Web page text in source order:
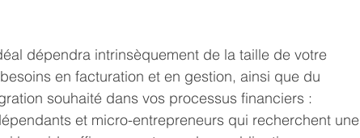
dépendra intrinsèquement de la taille de votre
en facturation et en gestion, ainsi que du
souhaité dans vos processus financiers :
et micro-entrepreneurs qui recherchent une